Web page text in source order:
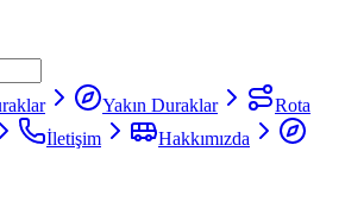
Yakın Duraklar
Rota
İletişim
Hakkımızda